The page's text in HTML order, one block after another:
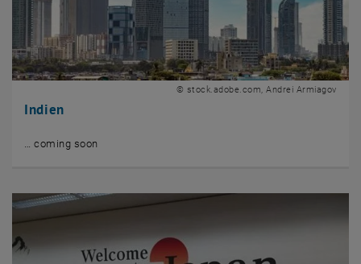
Indien
© stock.adobe.com, Andrei Armiagov
… coming soon